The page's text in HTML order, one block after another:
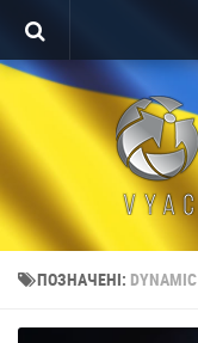
Головна
Портфоліо
Проекти After Effects
Реклама
Теледизайн
Редагування відео
Про автора
ПОЗНАЧЕНІ: DYNAMIC